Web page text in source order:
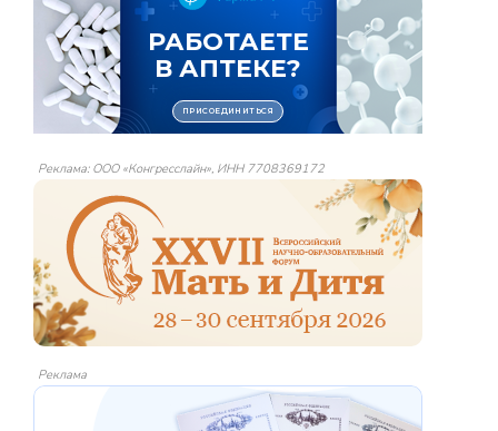
Реклама: ООО «Конгресслайн», ИНН 7708369172
Реклама